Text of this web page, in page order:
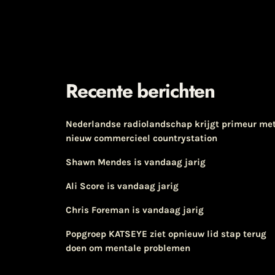
Recente berichten
Nederlandse radiolandschap krijgt primeur
nieuw commercieel countrystation
Shawn Mendes is vandaag jarig
Ali Score is vandaag jarig
Chris Foreman is vandaag jarig
Popgroep KATSEYE ziet opnieuw lid stap terug
doen om mentale problemen